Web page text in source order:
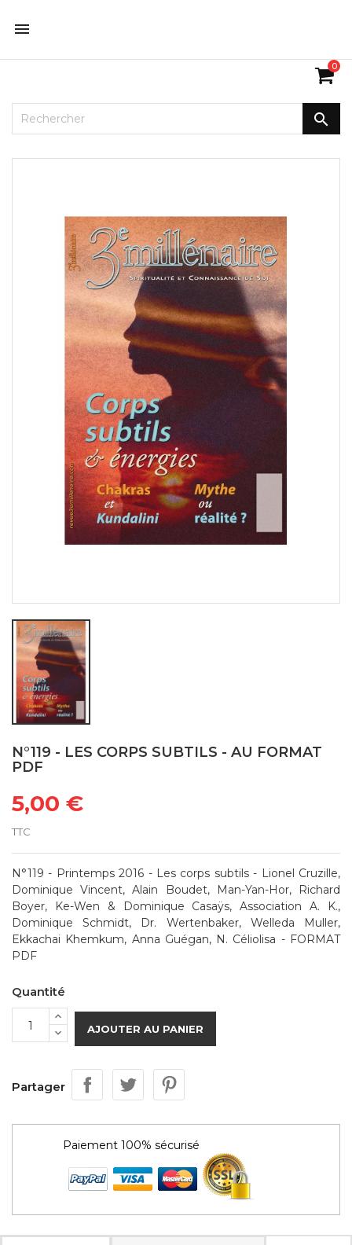

0

N°119 - LES CORPS SUBTILS - AU FORMAT
PDF
5,00 €
TTC
N°119 - Printemps 2016 - Les corps subtils - Lionel Cruzille,
Dominique Vincent, Alain Boudet, Man-Yan-Hor, Richard
Boyer, Ke-Wen & Dominique Casaÿs, Association A. K.,
Dominique Schmidt, Dr. Wertenbaker, Welleda Muller,
Ekkachai Khemkum, Anna Guégan, N. Céliolisa - FORMAT
PDF
Quantité
AJOUTER AU PANIER
Partager
Paiement 100% sécurisé